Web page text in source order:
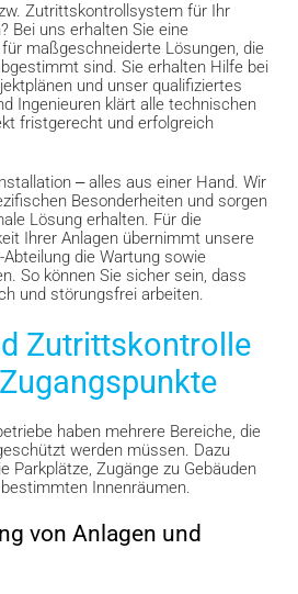
Zutrittskontrollsystem für Ihr
Bei uns erhalten Sie eine
maßgeschneiderte Lösungen, die
sind. Sie erhalten Hilfe bei
und unser qualifiziertes
Ingenieuren klärt alle technischen
fristgerecht und erfolgreich
‒ alles aus einer Hand. Wir
Besonderheiten und sorgen
Lösung erhalten. Für die
Ihrer Anlagen übernimmt unsere
die Wartung sowie
So können Sie sicher sein, dass
und störungsfrei arbeiten.
Zutrittskontrolle
haben mehrere Bereiche, die
werden müssen. Dazu
Parkplätze, Zugänge zu Gebäuden
Innenräumen.
von Anlagen und